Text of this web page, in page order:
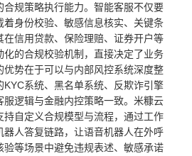
规策略执行能力。智能客服不仅要
身份校验、敏感信息核实、关键条
信用贷款、保险理赔、证券开户等
的合规校验机制，直接决定了业务
优势在于可以与内部风控系统深度整
系统、黑名单系统、反欺诈引擎
逻辑与金融内控策略一致。米糠云
自定义合规模型与流程，通过工作
人答复链路，让语音机器人在外呼
等场景中避免违规表述、敏感承诺